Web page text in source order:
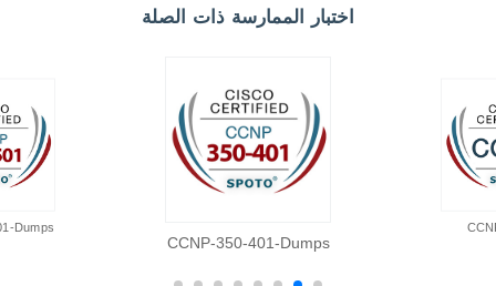
اختبار الممارسة ذات الصلة
CCNP-350-401-Dumps
Dumps